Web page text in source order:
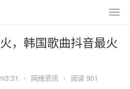
，韩国歌曲抖音最火
• 网络资讯 • 阅读 901